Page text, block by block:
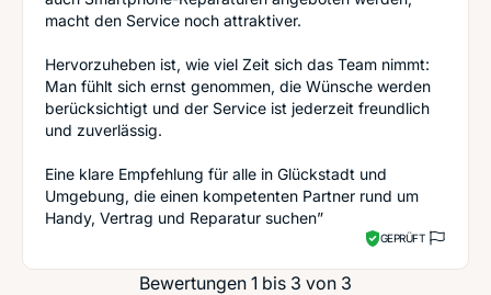
macht den Service noch attraktiver.
Hervorzuheben ist, wie viel Zeit sich das Team nimmt:
Man fühlt sich ernst genommen, die Wünsche werden
berücksichtigt und der Service ist jederzeit freundlich
und zuverlässig.
Eine klare Empfehlung für alle in Glückstadt und
Umgebung, die einen kompetenten Partner rund um
Handy, Vertrag und Reparatur suchen”
GEPRÜFT
Bewertungen 1 bis 3 von 3